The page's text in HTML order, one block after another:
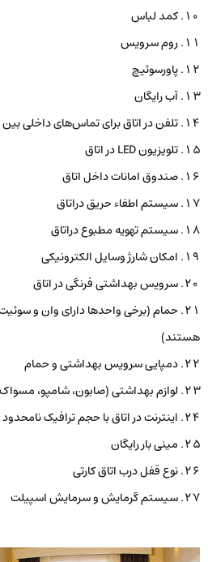
کمد لباس
روم سرویس
پاورسوئیچ
آب رایگان
تلفن در اتاق برای تماس‌های داخلی بین
تلویزیون LED در اتاق
صندوق امانات داخل اتاق
سیستم اطفاء حریق دراتاق
سیستم تهویه مطبوع دراتاق
امکان شارژ وسایل الکترونیکی
سرویس بهداشتی فرنگی در اتاق
حمام (برخی واحدها دارای وان و
هستند)
دمپایی سرویس بهداشتی و حمام
لوازم بهداشتی (صابون، شامپو،
اینترنت در اتاق با حجم ترافیک نامحدود
مینی بار رایگان
نوع قفل درب اتاق کارتی
سیستم گرمایش و سرمایش اسپیلت